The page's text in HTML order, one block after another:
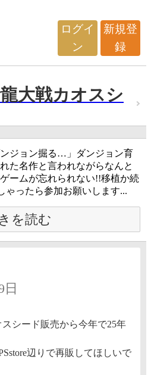
ログイ
ン
新規登
録
大戦カオスシ
ンジョン掘る…」ダンジョン育
た名作と言われながらなんと
ームが忘れられない!!移植か続
ゃったら参加お願いします...
を読む
日
シード販売から今年で25年
辺りで再販してほしいで